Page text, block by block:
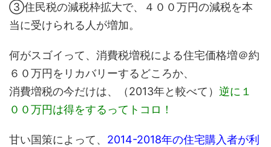
③住民税の減税枠拡大で、４００万円の減税を本
当に受けられる人が増加。
何がスゴイって、消費税増税による住宅価格増＠約
６０万円をリカバリーするどころか、
消費増税の今だけは、（2013年と較べて） 逆に１
００万円は得をするってトコロ！
甘い国策によって、 2014-2018年の住宅購入者が利